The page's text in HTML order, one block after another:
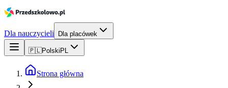
Dla nauczycieli Dla placówek
🇵🇱Polski PL
Strona główna